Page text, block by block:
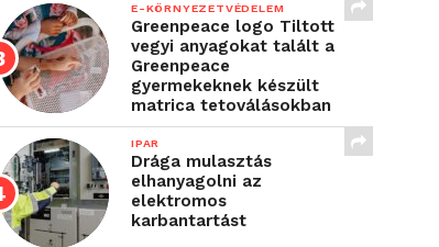
E-KÖRNYEZETVÉDELEM
Greenpeace logo Tiltott
vegyi anyagokat talált a
Greenpeace
gyermekeknek készült
matrica tetoválásokban
IPAR
Drága mulasztás
elhanyagolni az
elektromos
karbantartást